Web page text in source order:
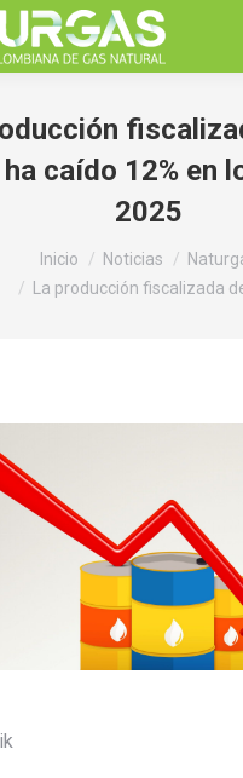
caído 12% en
2025
Inicio Noticias
La producción fiscalizada